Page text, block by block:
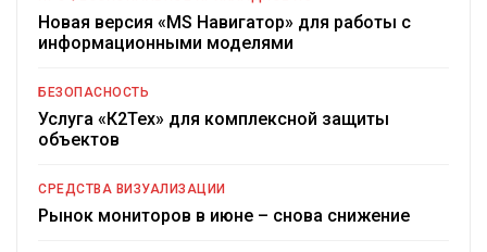
Новая версия «MS Навигатор» для работы с
информационными моделями
БЕЗОПАСНОСТЬ
Услуга «К2Тех» для комплексной защиты
объектов
СРЕДСТВА ВИЗУАЛИЗАЦИИ
Рынок мониторов в июне – снова снижение